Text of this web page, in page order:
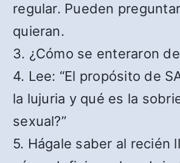
regular. Pueden
quieran.
3. ¿Cómo se enteraron
4. Lee: “El propósito de
la lujuria y qué es la
sexual?”
5. Hágale saber al recién